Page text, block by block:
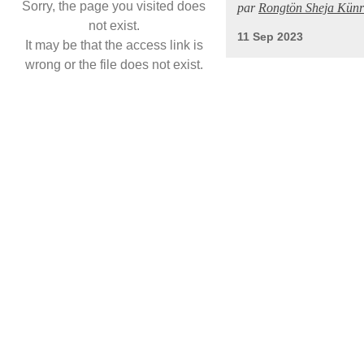
Sorry, the page you visited does
not exist.
It may be that the access link is
wrong or the file does not exist.
parRongtön Sheja
11 Sep 2023